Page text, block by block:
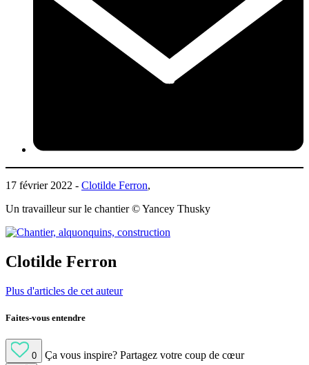
17 février 2022 - Clotilde Ferron,
Un travailleur sur le chantier © Yancey Thusky
Clotilde Ferron
Plus d'articles de cet auteur
Faites-vous entendre
0 Ça vous inspire? Partagez votre coup de cœur